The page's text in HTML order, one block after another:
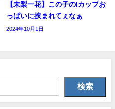
【未梨一花】この子のIカップお
っぱいに挟まれてぇなぁ
2024年10月1日
検索